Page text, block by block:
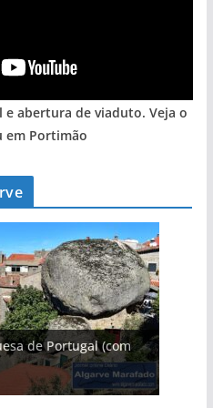
e abertura de viaduto. Veja o
em Portimão
de Portugal (com
vídeo)